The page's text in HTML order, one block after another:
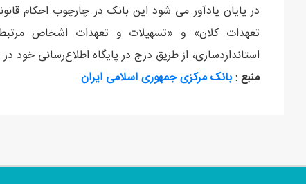
در پایان یادآور می شود این بانک در چارچوب احکام
تعهدات کلان» و «تسهیلات و تعهدات اشخاص
استانداردسازی، از طریق درج در پایگاه اطلاع‌رسانی
منبع :بانک مرکزی جمهوری اسلامی ایران